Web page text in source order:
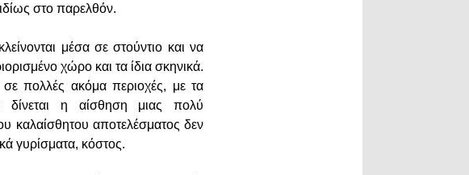
στο παρελθόν.
μέσα σε στούντιο και να
χώρο και τα ίδια σκηνικά.
πολλές ακόμα περιοχές, με τα
δίνεται η αίσθηση μιας πολύ
καλαίσθητου αποτελέσματος δεν
γυρίσματα, κόστος.